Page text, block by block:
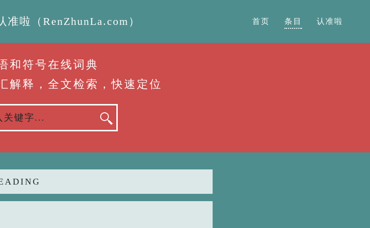
啦（RenZhunLa.com） 首页 条目 认准啦
和符号在线词典
解释，全文检索，快速定位